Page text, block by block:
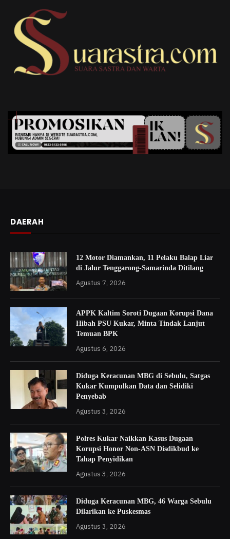
DAERAH
12 Motor Diamankan, 11 Pelaku Balap Liar
di Jalur Tenggarong-Samarinda Ditilang
Agustus 7, 2026
APPK Kaltim Soroti Dugaan Korupsi Dana
Hibah PSU Kukar, Minta Tindak Lanjut
Temuan BPK
Agustus 6, 2026
Diduga Keracunan MBG di Sebulu, Satgas
Kukar Kumpulkan Data dan Selidiki
Penyebab
Agustus 3, 2026
Polres Kukar Naikkan Kasus Dugaan
Korupsi Honor Non-ASN Disdikbud ke
Tahap Penyidikan
Agustus 3, 2026
Diduga Keracunan MBG, 46 Warga Sebulu
Dilarikan ke Puskesmas
Agustus 3, 2026